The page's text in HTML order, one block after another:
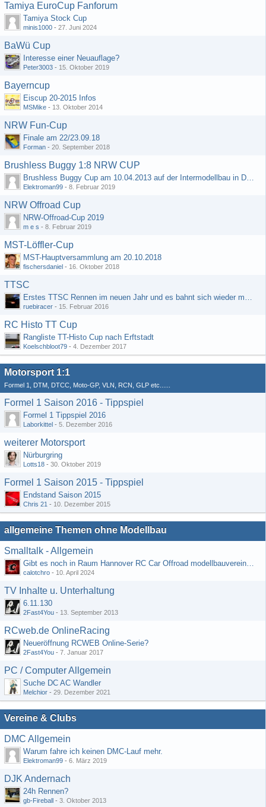
Tamiya EuroCup Fanforum
Tamiya Stock Cup
minis1000 - 27. Juni 2024
BaWü Cup
Interesse einer Neuauflage?
Peter3003 - 15. Oktober 2019
Bayerncup
Eiscup 20-2015 Infos
MSMike - 13. Oktober 2014
NRW Fun-Cup
Finale am 22/23.09.18
Forman - 20. September 2018
Brushless Buggy 1:8 NRW CUP
Brushless Buggy Cup am 10.04.2013 auf der Intermodellbau in Dortmund
Elektroman99 - 8. Februar 2019
NRW Offroad Cup
NRW-Offroad-Cup 2019
m e s - 8. Februar 2019
MST-Löffler-Cup
MST-Hauptversammlung am 20.10.2018
fischersdaniel - 16. Oktober 2018
TTSC
Erstes TTSC Rennen im neuen Jahr und es bahnt sich wieder mal eine Rekordteilnehmerzahl an
ruebiracer - 15. Februar 2016
RC Histo TT Cup
Rangliste TT-Histo Cup nach Erftstadt
Koelschbloot79 - 4. Dezember 2017
Motorsport 1:1
Formel 1, DTM, DTCC, Moto-GP, VLN, RCN, GLP etc......
Formel 1 Saison 2016 - Tippspiel
Formel 1 Tippspiel 2016
Laborkittel - 5. Dezember 2016
weiterer Motorsport
Nürburgring
Lotts18 - 30. Oktober 2019
Formel 1 Saison 2015 - Tippspiel
Endstand Saison 2015
Chris 21 - 10. Dezember 2015
allgemeine Themen ohne Modellbau
Smalltalk - Allgemein
Gibt es noch in Raum Hannover RC Car Offroad modellbauvereine, habe selbst schon gegoogelt aber erfolglos
calotchro - 10. April 2024
TV Inhalte u. Unterhaltung
6.11.130
2Fast4You - 13. September 2013
RCweb.de OnlineRacing
Neueröffnung RCWEB Online-Serie?
2Fast4You - 7. Januar 2017
PC / Computer Allgemein
Suche DC AC Wandler
Melchior - 29. Dezember 2021
Vereine & Clubs
DMC Allgemein
Warum fahre ich keinen DMC-Lauf mehr.
Elektroman99 - 6. März 2019
DJK Andernach
24h Rennen?
gb-Fireball - 3. Oktober 2013